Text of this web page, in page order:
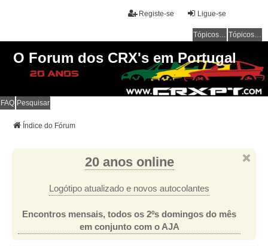
Ligue-se
Registe-se
Tópicos sem resposta Tópicos ativos
O Forum dos CRX's em Portugal
FAQ Pesquisar
Índice do Fórum
20 anos online
Logótipo atualizado e novos autocolantes
Encontros mensais, todos os 2ºs domingos do mês
em conjunto com o AJA